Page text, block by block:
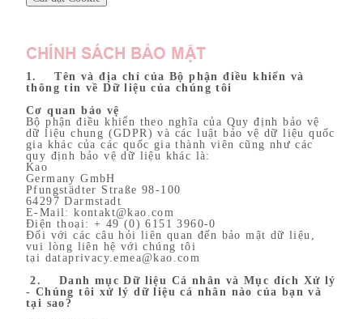
CHÍNH SÁCH BẢO MẬT
1. Tên và địa chỉ của Bộ phận điều khiển và
thông tin về Dữ liệu của chúng tôi
Cơ quan bảo vệ
Bộ phận điều khiển theo nghĩa của Quy định bảo vệ
dữ liệu chung (GDPR) và các luật bảo vệ dữ liệu quốc
gia khác của các quốc gia thành viên cũng như các
quy định bảo vệ dữ liệu khác là:
Kao
Germany GmbH
Pfungstädter Straße 98-100
64297 Darmstadt
E-Mail: kontakt@kao.com
Điện thoại: + 49 (0) 6151 3960-0
Đối với các câu hỏi liên quan đến bảo mật dữ liệu,
vui lòng liên hệ với chúng tôi
tại dataprivacy.emea@kao.com
2. Danh mục Dữ liệu Cá nhân và Mục đích Xử lý
- Chúng tôi xử lý dữ liệu cá nhân nào của bạn và
tại sao?